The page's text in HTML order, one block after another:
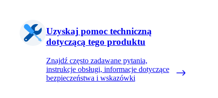
Uzyskaj pomoc techniczną
dotyczącą tego produktu
Znajdź często zadawane pytania,
instrukcje obsługi, informacje dotyczące
bezpieczeństwa i wskazówki